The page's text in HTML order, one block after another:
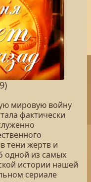
мировую войну
фактически
тени жертв и
одной из самых
истории нашей
сериале